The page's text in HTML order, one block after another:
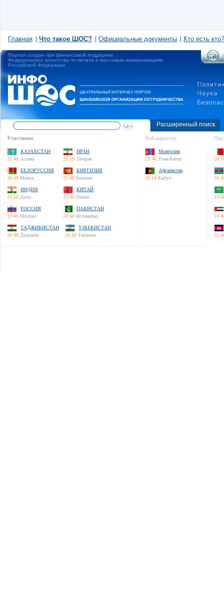
Главная Что такое ШОС? Официальные документы Кто есть кто?
Портал создан при финансовой поддержке
Федерального агентства по печати и массовым коммуникациям
Российской Федерации
Расширенный поиск
Участники:
КАЗАХСТАН
21:48 Астана
ИРАН
20:18 Тегеран
БЕЛОРУССИЯ
18:48 Минск
КИРГИЗИЯ
21:48 Бишкек
ИНДИЯ
21:18 Дели
КИТАЙ
23:48 Пекин
РОССИЯ
19:48 Москва
ПАКИСТАН
20:48 Исламабад
ТАДЖИКИСТАН
20:48 Душанбе
УЗБЕКИСТАН
20:48 Ташкент
Наблюдатели:
Монголия
23:48 Улан-Батор
Афганистан
20:18 Кабул